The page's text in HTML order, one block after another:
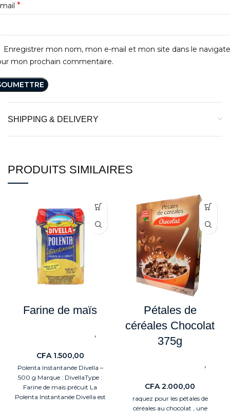
*
Enregistrer mon nom, mon e-mail et mon site dans le
mon prochain commentaire.
SHIPPING & DELIVERY
PRODUITS SIMILAIRES
Farine de maïs
,
CFA1.500,00
Polenta Instantanée Divella –
500 g Marque : DivellaType :
Farine de maïs précuit La
Polenta Instantanée Divella est
Pétales de
céréales Chocolat
375g
,
CFA2.000,00
raquez pour les pétales de
céréales au chocolat , une